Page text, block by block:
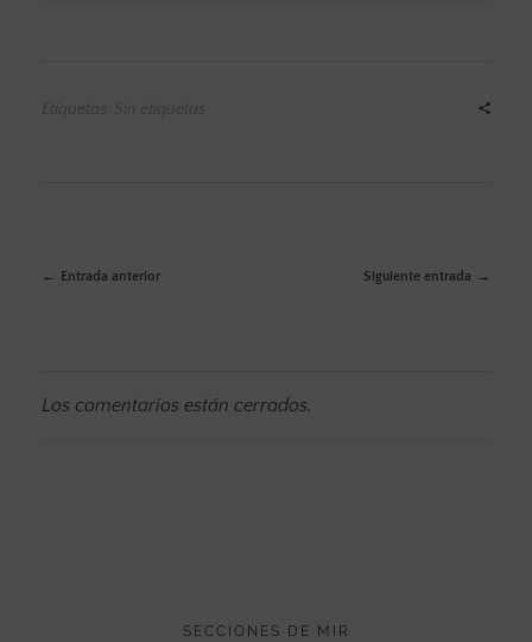
Etiquetas: Sin etiquetas
Entrada anterior Siguiente entrada
Los comentarios están cerrados.
SECCIONES DE MIR